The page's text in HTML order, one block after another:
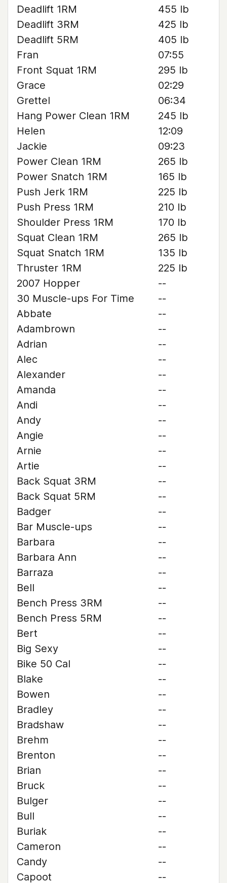
Deadlift 1RM
455 lb
Deadlift 3RM
425 lb
Deadlift 5RM
405 lb
Fran
07:55
Front Squat 1RM
295 lb
Grace
02:29
Grettel
06:34
Hang Power Clean 1RM
245 lb
Helen
12:09
Jackie
09:23
Power Clean 1RM
265 lb
Power Snatch 1RM
165 lb
Push Jerk 1RM
225 lb
Push Press 1RM
210 lb
Shoulder Press 1RM
170 lb
Squat Clean 1RM
265 lb
Squat Snatch 1RM
135 lb
Thruster 1RM
225 lb
2007 Hopper
--
30 Muscle-ups For Time
--
Abbate
--
Adambrown
--
Adrian
--
Alec
--
Alexander
--
Amanda
--
Andi
--
Andy
--
Angie
--
Arnie
--
Artie
--
Back Squat 3RM
--
Back Squat 5RM
--
Badger
--
Bar Muscle-ups
--
Barbara
--
Barbara Ann
--
Barraza
--
Bell
--
Bench Press 3RM
--
Bench Press 5RM
--
Bert
--
Big Sexy
--
Bike 50 Cal
--
Blake
--
Bowen
--
Bradley
--
Bradshaw
--
Brehm
--
Brenton
--
Brian
--
Bruck
--
Bulger
--
Bull
--
Buriak
--
Cameron
--
Candy
--
Capoot
--